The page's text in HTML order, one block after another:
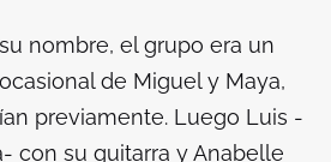
nombre, el grupo era un
de Miguel y Maya,
previamente. Luego Luis -
con su guitarra y Anabelle